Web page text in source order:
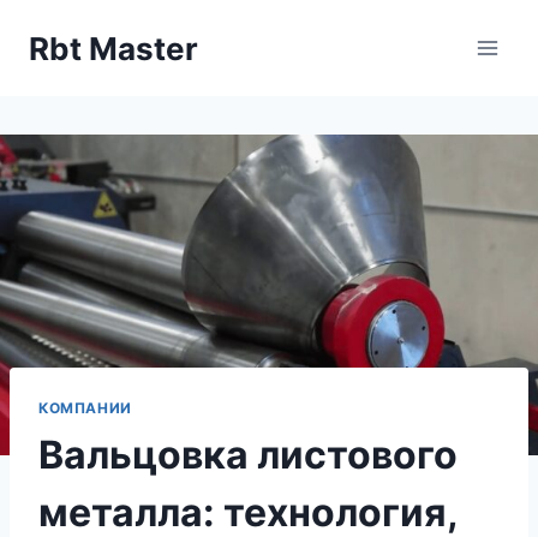
Rbt Master
КОМПАНИИ
Вальцовка листового
металла: технология,